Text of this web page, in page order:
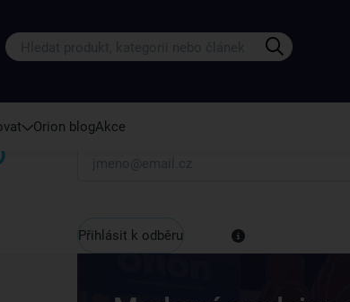
Orion blogAkce
Přihlaste se k odběru našeho newsletteru.
Váš e-mail
Přihlásit k odběru